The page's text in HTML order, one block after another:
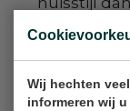
Wij hechten
informeren wij
mooi op
we het
keuze